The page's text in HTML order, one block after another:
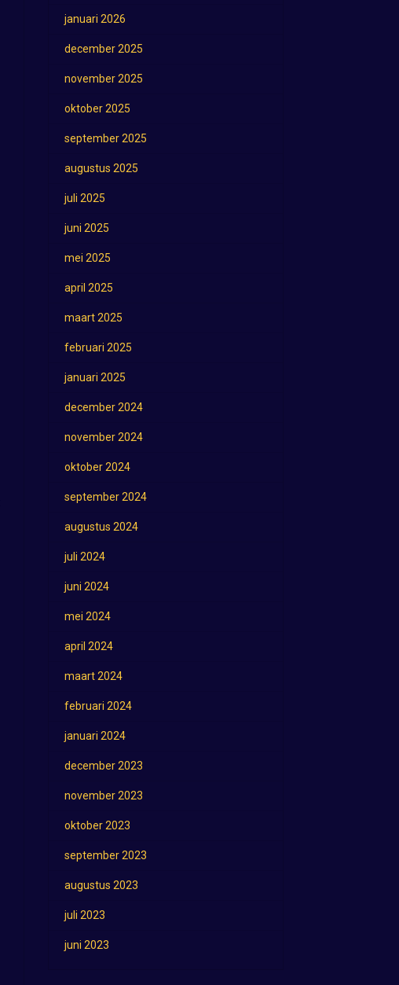
januari 2026
december 2025
november 2025
oktober 2025
september 2025
augustus 2025
juli 2025
juni 2025
mei 2025
april 2025
maart 2025
februari 2025
januari 2025
december 2024
november 2024
oktober 2024
september 2024
augustus 2024
juli 2024
juni 2024
mei 2024
april 2024
maart 2024
februari 2024
januari 2024
december 2023
november 2023
oktober 2023
september 2023
augustus 2023
juli 2023
juni 2023